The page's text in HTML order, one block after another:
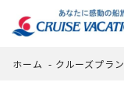
ホーム - クルーズプラン